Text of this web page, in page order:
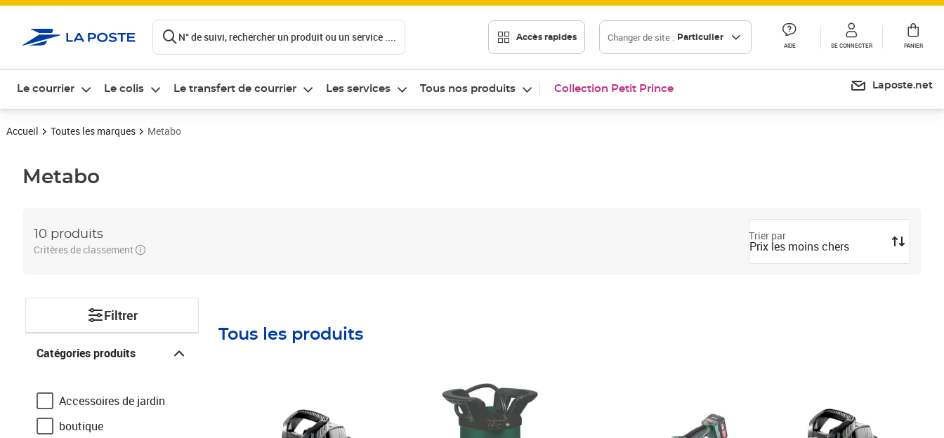
N° de suivi, rechercher un produit ou un service .... Accès rapides Changer de site : Particulier
AIDE SE CONNECTER PANIER
Le courrier Le colis Le transfert de courrier Les services Tous nos produits Collection Petit Prince Laposte.net
Accueil Toutes les marques Metabo
Metabo
10 produits
Critères de classement
Trier par
Prix les moins chers
Filtrer
Catégories produits
Accessoires de jardin
boutique
Tous les produits
Prix barré 140,99€
Prix 119,33€